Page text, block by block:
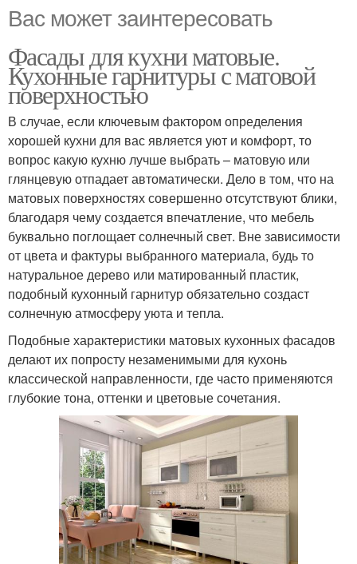
Вас может заинтересовать
Фасады для кухни матовые.
Кухонные гарнитуры с матовой
поверхностью
В случае, если ключевым фактором определения
хорошей кухни для вас является уют и комфорт, то
вопрос какую кухню лучше выбрать – матовую или
глянцевую отпадает автоматически. Дело в том, что на
матовых поверхностях совершенно отсутствуют блики,
благодаря чему создается впечатление, что мебель
буквально поглощает солнечный свет. Вне зависимости
от цвета и фактуры выбранного материала, будь то
натуральное дерево или матированный пластик,
подобный кухонный гарнитур обязательно создаст
солнечную атмосферу уюта и тепла.
Подобные характеристики матовых кухонных фасадов
делают их попросту незаменимыми для кухонь
классической направленности, где часто применяются
глубокие тона, оттенки и цветовые сочетания.